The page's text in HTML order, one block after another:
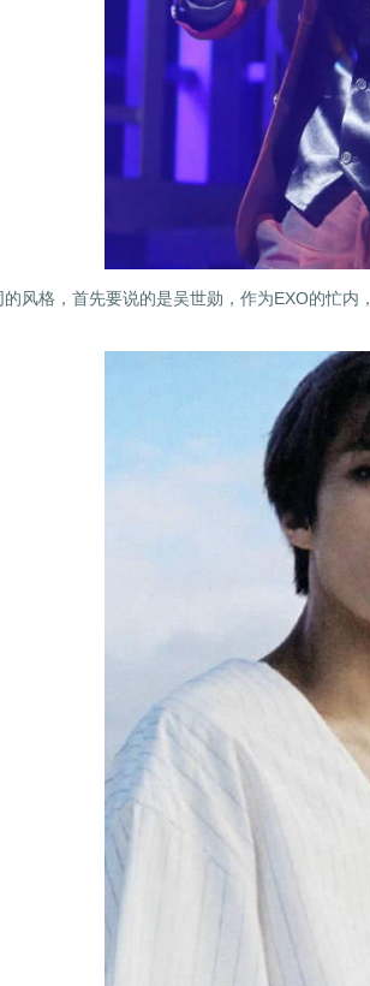
风格，首先要说的是吴世勋，作为EXO的忙